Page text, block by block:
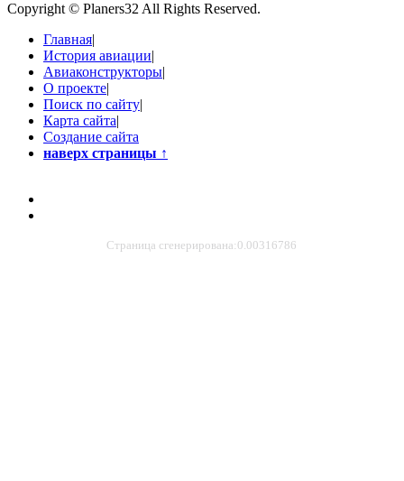
Copyright © Planers32 All Rights Reserved.
Главная|
История авиации|
Авиаконструкторы|
О проекте|
Поиск по сайту|
Карта сайта|
Создание сайта
наверх страницы ↑
Страница сгенерирована:0.00316786